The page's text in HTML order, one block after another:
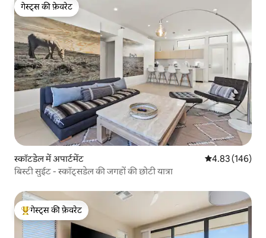
गेस्ट्स की फ़ेवरेट
गेस्ट्स की फ़ेवरेट
स्कॉटडेल में अपार्टमेंट औसत रेटिंग 5 में से
4.83 (146)
बिस्टी सुईट - स्कॉट्सडेल की जगहों की छोटी यात्रा
गेस्ट्स का टॉप फ़ेवरेट
गेस्ट्स की फ़ेवरेट